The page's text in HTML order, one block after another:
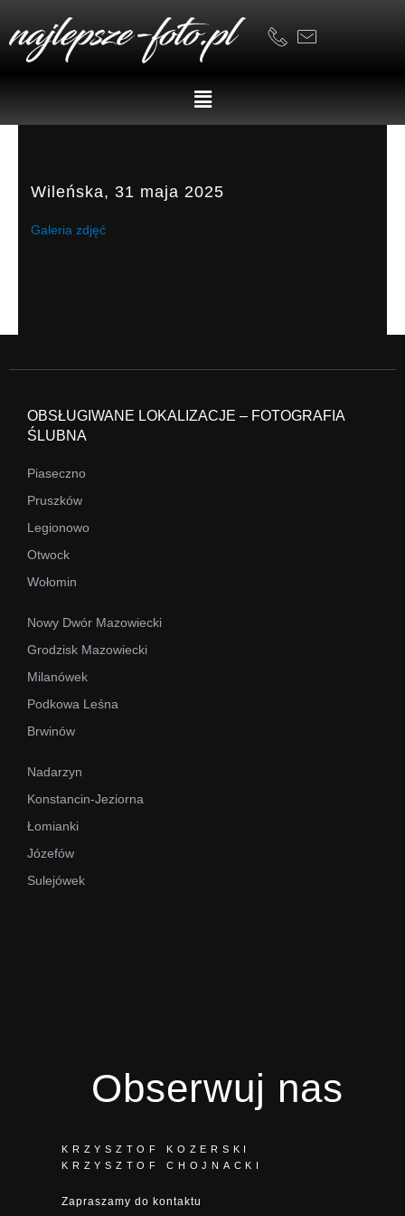
content
Menu
Wileńska, 31 maja 2025
Galeria zdjęć
OBSŁUGIWANE LOKALIZACJE – FOTOGRAFIA
ŚLUBNA
Piaseczno
Pruszków
Legionowo
Otwock
Wołomin
Nowy Dwór Mazowiecki
Grodzisk Mazowiecki
Milanówek
Podkowa Leśna
Brwinów
Nadarzyn
Konstancin-Jeziorna
Łomianki
Józefów
Sulejówek
Obserwuj nas
KRZYSZTOF KOZERSKI
KRZYSZTOF CHOJNACKI
Zapraszamy do kontaktu